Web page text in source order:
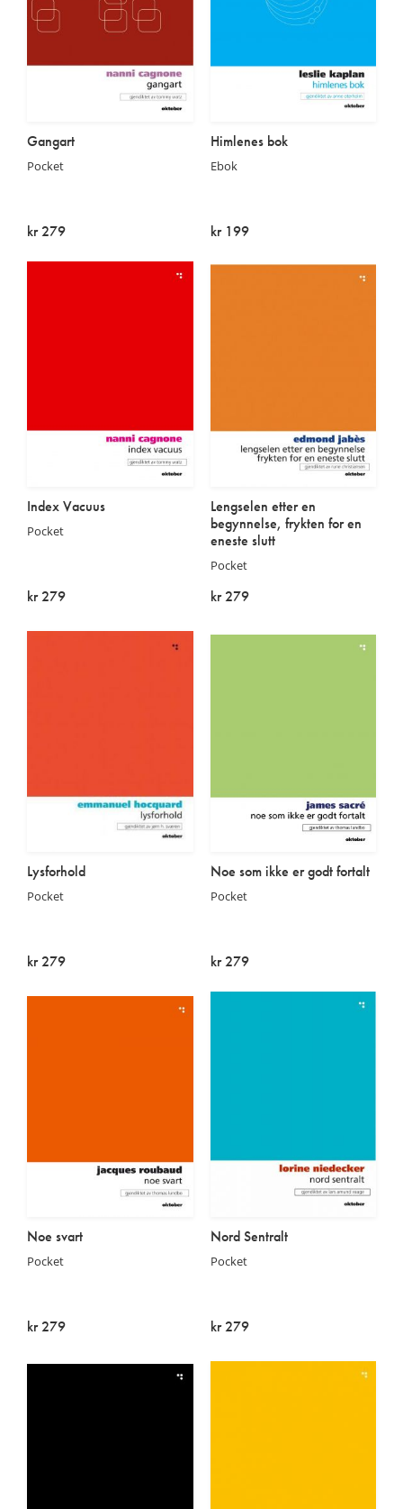
Gangart
Pocket
kr 279
Himlenes bok
Ebok
kr 199
Index Vacuus
Pocket
kr 279
Lengselen etter en
begynnelse, frykten for en
eneste slutt
Pocket
kr 279
Lysforhold
Pocket
kr 279
Noe som ikke er godt fortalt
Pocket
kr 279
Noe svart
Pocket
kr 279
Nord Sentralt
Pocket
kr 279